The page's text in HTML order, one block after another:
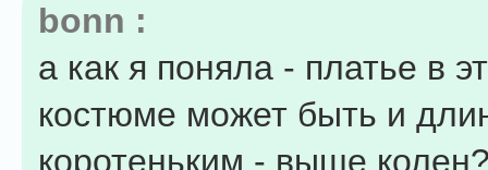
bonn :
а как я поняла - платье в
костюме может быть и
коротеньким - выше